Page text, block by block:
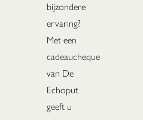
bijzondere
ervaring?
Met een
cadeaucheque
van De
Echoput
geeft u